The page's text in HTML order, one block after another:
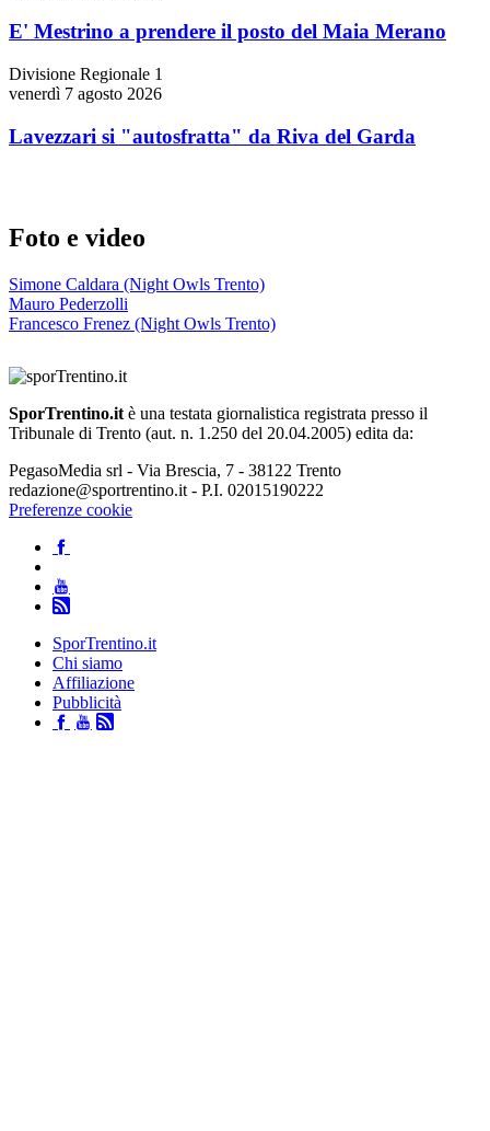
E' Mestrino a prendere il posto del Maia Merano
Divisione Regionale 1
venerdì 7 agosto 2026
Lavezzari si "autosfratta" da Riva del Garda
Foto e video
Simone Caldara (Night Owls Trento)
Mauro Pederzolli
Francesco Frenez (Night Owls Trento)
SporTrentino.it è una testata giornalistica registrata presso il
Tribunale di Trento (aut. n. 1.250 del 20.04.2005) edita da:
PegasoMedia srl - Via Brescia, 7 - 38122 Trento
redazione@sportrentino.it - P.I. 02015190222
Preferenze cookie
SporTrentino.it
Chi siamo
Affiliazione
Pubblicità